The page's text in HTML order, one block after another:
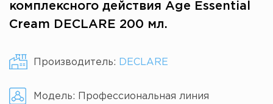
комплексного действия Age Essential
Cream DECLARE 200 мл.
Производитель: DECLARE
Модель: Профессиональная линия